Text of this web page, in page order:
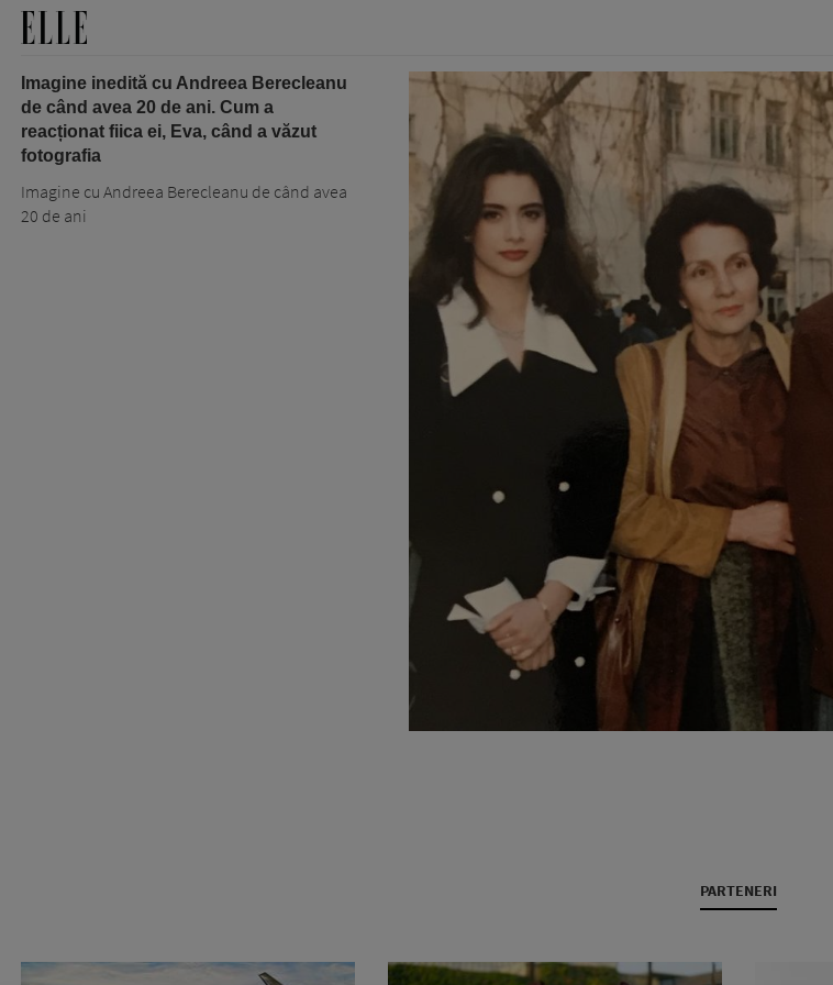
Imagine inedită cu Andreea Berecleanu
de când avea 20 de ani. Cum a
reacționat fiica ei, Eva, când a văzut
fotografia
Imagine cu Andreea Berecleanu de când avea
20 de ani
PARTENERI